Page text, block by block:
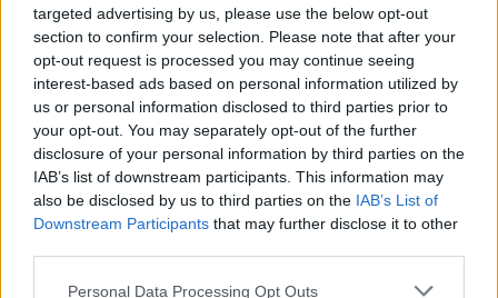
targeted advertising by us, please use the below opt-out
section to confirm your selection. Please note that after your
opt-out request is processed you may continue seeing
interest-based ads based on personal information utilized by
us or personal information disclosed to third parties prior to
your opt-out. You may separately opt-out of the further
disclosure of your personal information by third parties on the
IAB’s list of downstream participants. This information may
also be disclosed by us to third parties on the IAB’s List of
Downstream Participants that may further disclose it to other
Personal Data Processing Opt Outs
Οι αρχές εκτιμούν ότι πρόκειται για
αυτοχειρία, αν και δεν έχει εντοπιστεί
κανένα σημείωμα
Βόλος: Ανάδοχη οικογένεια
βρήκε τοξικοεξαρτημένο
βρέφος που έζησε 8 μήνες σε
νοσοκομείο
ΣΉΜΕΡΑ
Εδώ και λίγες ημέρες το κοριτσάκι
Πάρος ‑ Πνιγμός 4χρονου: «Όλα